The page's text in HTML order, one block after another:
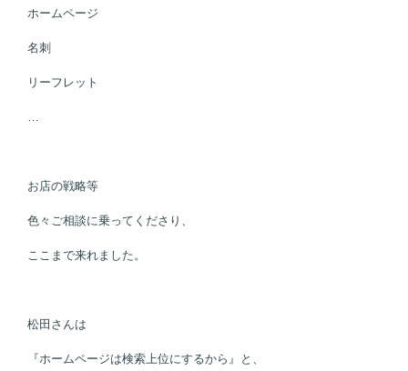
ホームページ
名刺
リーフレット
お店の戦略等
色々ご相談に乗ってくださり、
ここまで来れました。
松田さんは
『ホームページは検索上位にするから』と、